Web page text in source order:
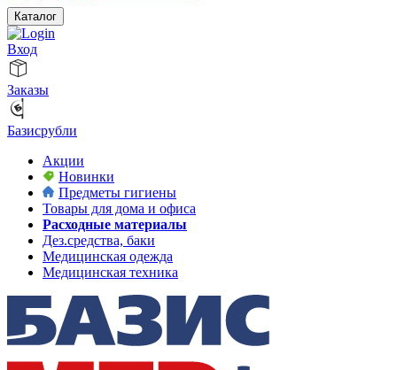
Каталог
Вход
Заказы
Базисрубли
Акции
Новинки
Предметы гигиены
Товары для дома и офиса
Расходные материалы
Дез.средства, баки
Медицинская одежда
Медицинская техника